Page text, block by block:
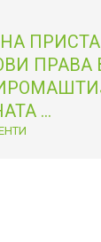
ПРАВА
...